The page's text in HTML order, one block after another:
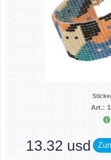
Art.:
13.32 usd